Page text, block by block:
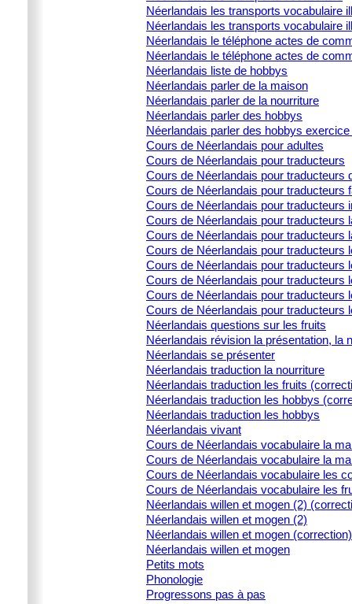
Néerlandais les transports vocabulaire
Néerlandais les transports vocabulaire
Néerlandais le téléphone actes de
Néerlandais le téléphone actes de
Néerlandais liste de hobbys
Néerlandais parler de la maison
Néerlandais parler de la nourriture
Néerlandais parler des hobbys
Néerlandais parler des hobbys
Cours de Néerlandais pour adultes
Cours de Néerlandais pour traducteurs
Cours de Néerlandais pour traducteurs
Cours de Néerlandais pour traducteurs
Cours de Néerlandais pour traducteurs
Cours de Néerlandais pour traducteurs
Cours de Néerlandais pour traducteurs
Cours de Néerlandais pour traducteurs
Cours de Néerlandais pour traducteurs
Cours de Néerlandais pour traducteurs
Cours de Néerlandais pour traducteurs
Cours de Néerlandais pour traducteurs
Néerlandais questions sur les fruits
Néerlandais révision la présentation, la
Néerlandais se présenter
Néerlandais traduction la nourriture
Néerlandais traduction les fruits
Néerlandais traduction les hobbys
Néerlandais traduction les hobbys
Néerlandais vivant
Cours de Néerlandais vocabulaire la
Cours de Néerlandais vocabulaire la
Cours de Néerlandais vocabulaire les
Cours de Néerlandais vocabulaire les
Néerlandais willen et mogen (2)
Néerlandais willen et mogen (2)
Néerlandais willen et mogen (correction)
Néerlandais willen et mogen
Petits mots
Phonologie
Progressons pas à pas